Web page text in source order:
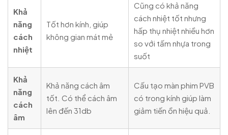
Khả
năng
cách
nhiệt
Tốt hơn kính, giúp
không gian mát mẻ
Cũng có khả năng
cách nhiệt tốt nhưng
hấp thụ nhiệt nhiều hơn
so với tấm nhựa trong
suốt
Khả
năng
cách
âm
Khả năng cách âm
tốt. Có thể cách âm
lên đến 31db
Cấu tạo màn phim PVB
có trong kính giúp làm
giảm tiến ồn hiệu quả.